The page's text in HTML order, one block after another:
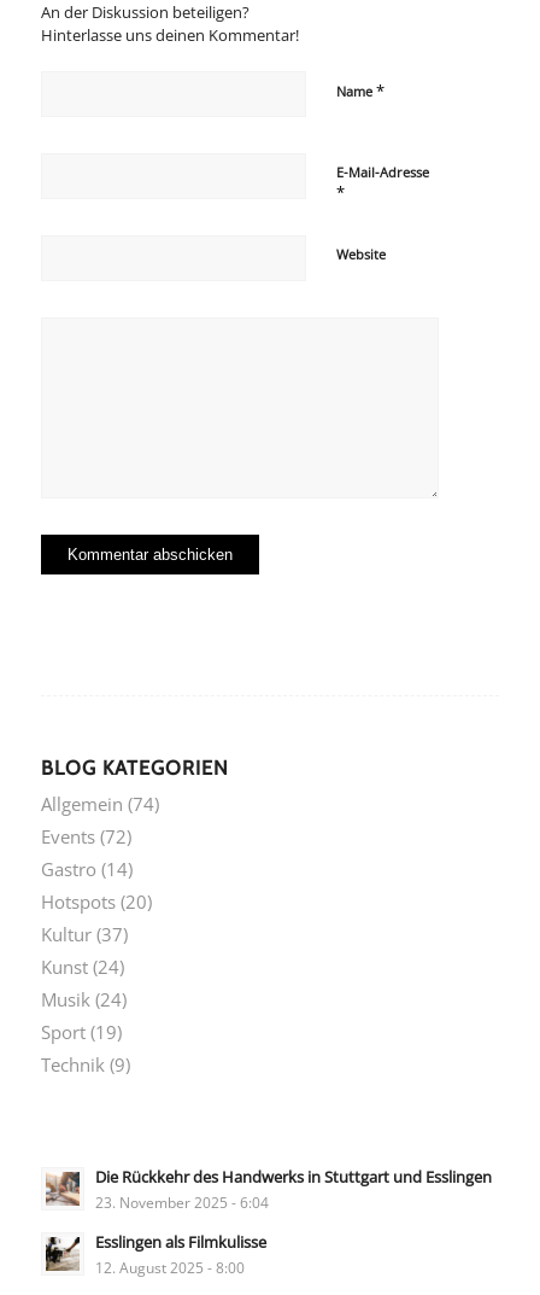
An der Diskussion beteiligen?
Hinterlasse uns deinen Kommentar!
Name *
E-Mail-Adresse
*
Website
BLOG KATEGORIEN
Allgemein (74)
Events(72)
Gastro (14)
Hotspots(20)
Kultur(37)
Kunst(24)
Musik(24)
Sport(19)
Technik(9)
Die Rückkehr des Handwerks in Stuttgart und Esslingen
23. November 2025 - 6:04
Esslingen als Filmkulisse
12. August 2025 - 8:00